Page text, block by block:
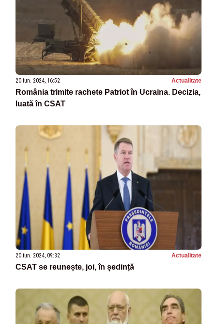
20 iun. 2024, 16:52 Actualitate
România trimite rachete Patriot în Ucraina. Decizia,
luată în CSAT
20 iun. 2024, 09:32 Actualitate
CSAT se reunește, joi, în ședință